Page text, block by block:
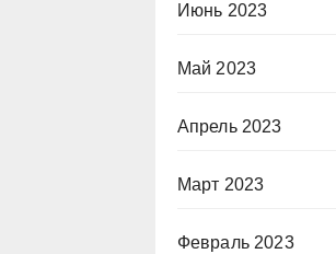
Июнь 2023
Май 2023
Апрель 2023
Март 2023
Февраль 2023